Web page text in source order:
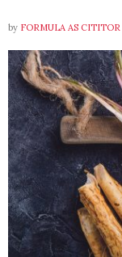
by FORMULA AS CITITOR